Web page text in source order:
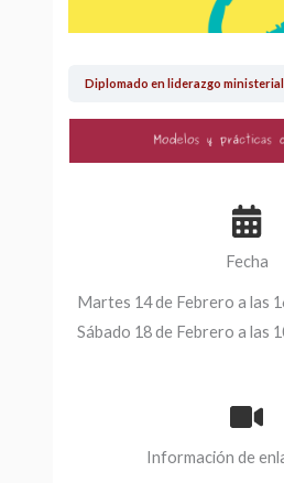
Diplomado en liderazgo
Fecha
Martes 14 de Febrero a las
Sábado 18 de Febrero a las
Información de